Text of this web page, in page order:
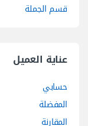
قسم الجملة
عناية العميل
حسابي
المفضلة
المقارنة